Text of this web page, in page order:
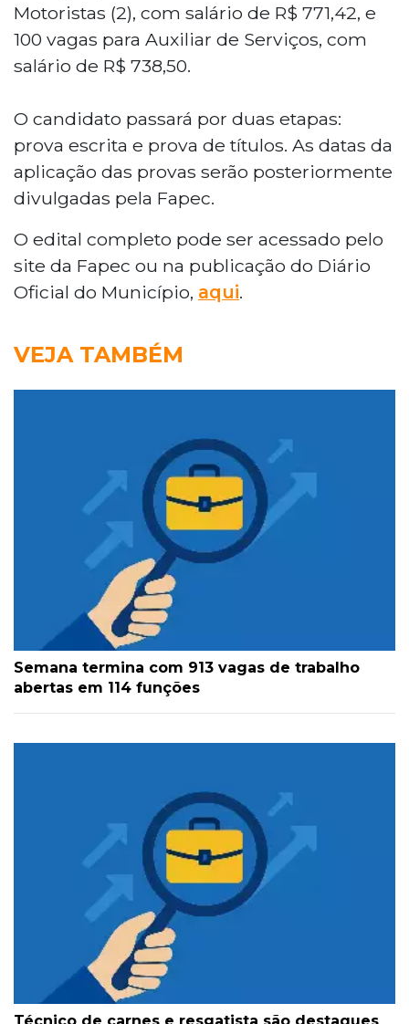
Motoristas (2), com salário de R$ 771,42, e
100 vagas para Auxiliar de Serviços, com
salário de R$ 738,50.
O candidato passará por duas etapas:
prova escrita e prova de títulos. As datas da
aplicação das provas serão posteriormente
divulgadas pela Fapec.
O edital completo pode ser acessado pelo
site da Fapec ou na publicação do Diário
Oficial do Município, aqui.
VEJA TAMBÉM
Semana termina com 913 vagas de trabalho
abertas em 114 funções
Técnico de carnes e resgatista são destaques